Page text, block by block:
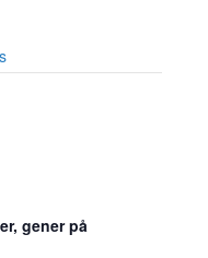
gener på